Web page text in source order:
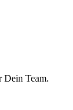
Dein Team.